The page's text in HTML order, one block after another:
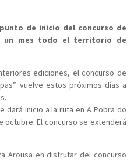
de inicio del concurso de
un mes todo el territorio de
ediciones, el concurso de
vuelve estos próximos días a
dará inicio a la ruta en A Pobra do
octubre. El concurso se extenderá
Arousa en disfrutar del concurso